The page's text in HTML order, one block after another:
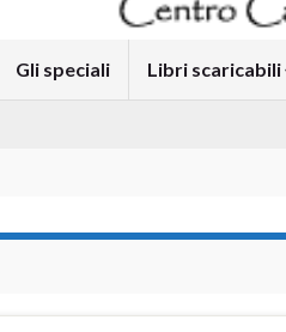
Gli speciali Libri scaricabili